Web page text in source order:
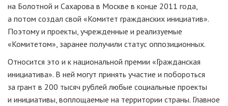
на Болотной и Сахарова в Москве в конце 2011 года,
а потом создал свой «Комитет гражданских инициатив».
Поэтому и проекты, учрежденные и реализуемые
«Комитетом», заранее получили статус оппозиционных.
Относится это и к национальной премии «Гражданская
инициатива». В ней могут принять участие и побороться
за грант в 200 тысяч рублей любые социальные проекты
и инициативы, воплощаемые на территории страны. Главное